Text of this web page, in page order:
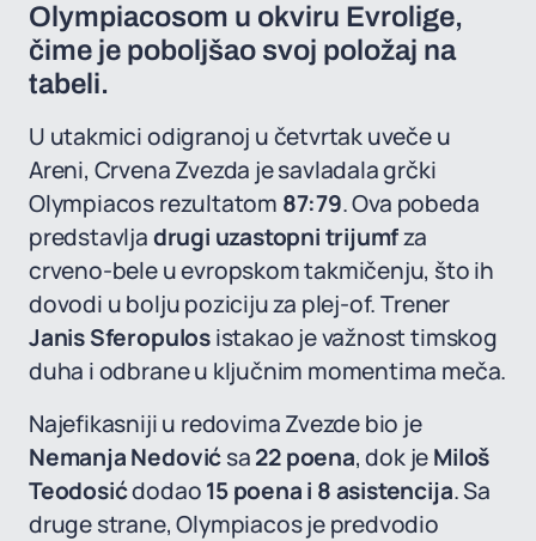
Olympiacosom u okviru Evrolige,
čime je poboljšao svoj položaj na
tabeli.
U utakmici odigranoj u četvrtak uveče u
Areni, Crvena Zvezda je savladala grčki
Olympiacos rezultatom 87:79. Ova pobeda
predstavljadrugi uzastopni trijumfza
crveno-bele u evropskom takmičenju, što ih
dovodi u bolju poziciju za plej-of. Trener
Janis Sferopulosistakao je važnost timskog
duha i odbrane u ključnim momentima meča.
Najefikasniji u redovima Zvezde bio je
Nemanja Nedovićsa22 poena, dok jeMiloš
Teodosićdodao15 poena i 8 asistencija. Sa
druge strane, Olympiacos je predvodio